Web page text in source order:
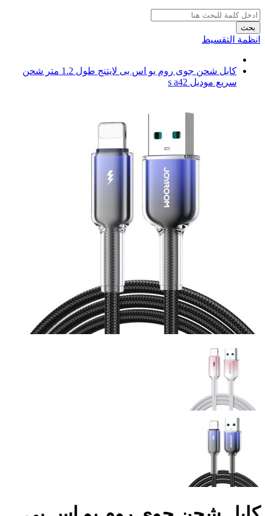
بحث
انظمة التقسيط
كابل شحن جوى روم يو اس بى لايتنج طول 1.2 متر شحن
سريع موديل s a42